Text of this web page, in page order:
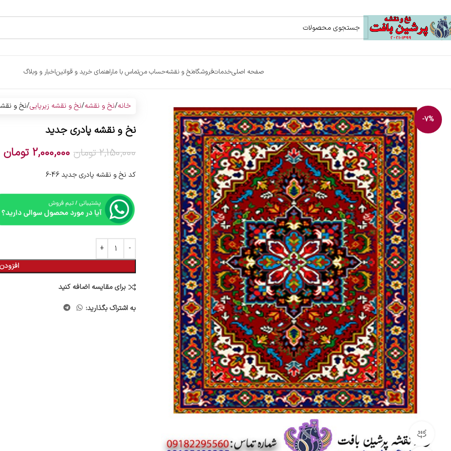
صفحه اصلیخدماتفروشگاهنخ و نقشهحساب منتماس با ماراهنمای خرید و قوانیناخبار و وبلاگ
-7%
مشاهده 360 درجه
خانه نخ و نقشه نخ و نقشه زیرپایی نخ و
نخ و نقشه پادری جدید
2,150,000 تومان 2,000,000 تومان
کد نخ و نقشه پادری جدید 46-6
برای مقایسه اضافه کنید
به اشتراک بگذارید: